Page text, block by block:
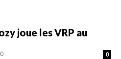
joue les VRP au
0